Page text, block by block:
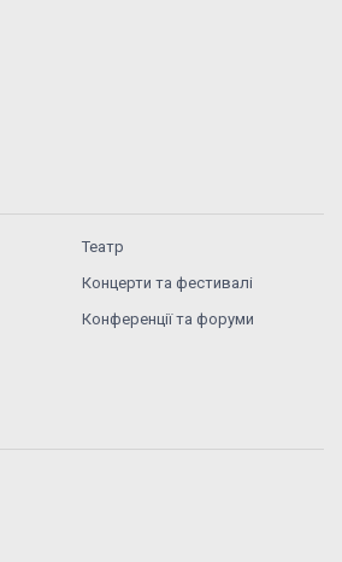
Театр
Концерти та фестивалі
Конференції та форуми